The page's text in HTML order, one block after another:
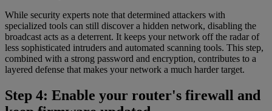
While security experts note that determined attackers with
specialized tools can still discover a hidden network, disabling the
broadcast acts as a deterrent. It keeps your network off the radar of
less sophisticated intruders and automated scanning tools. This step,
combined with a strong password and encryption, contributes to a
layered defense that makes your network a much harder target.
Step 4: Enable your router's firewall and